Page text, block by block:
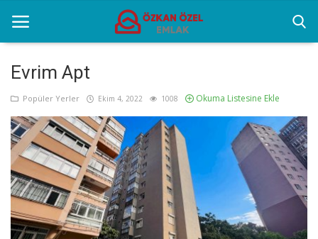
Anasayfa
Popüler Yerler
Gayrettepe Projeler
Genel
Galeri
Evrim Apt
Popüler Yerler Ekim 4, 2022 1008 Okuma Listesine Ekle